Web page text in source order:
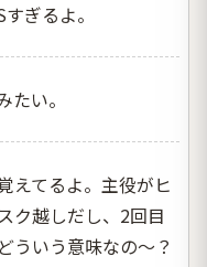
ぎるよ。
い。
えてるよ。主役がヒ
ク越しだし、2回目
ういう意味なの〜？